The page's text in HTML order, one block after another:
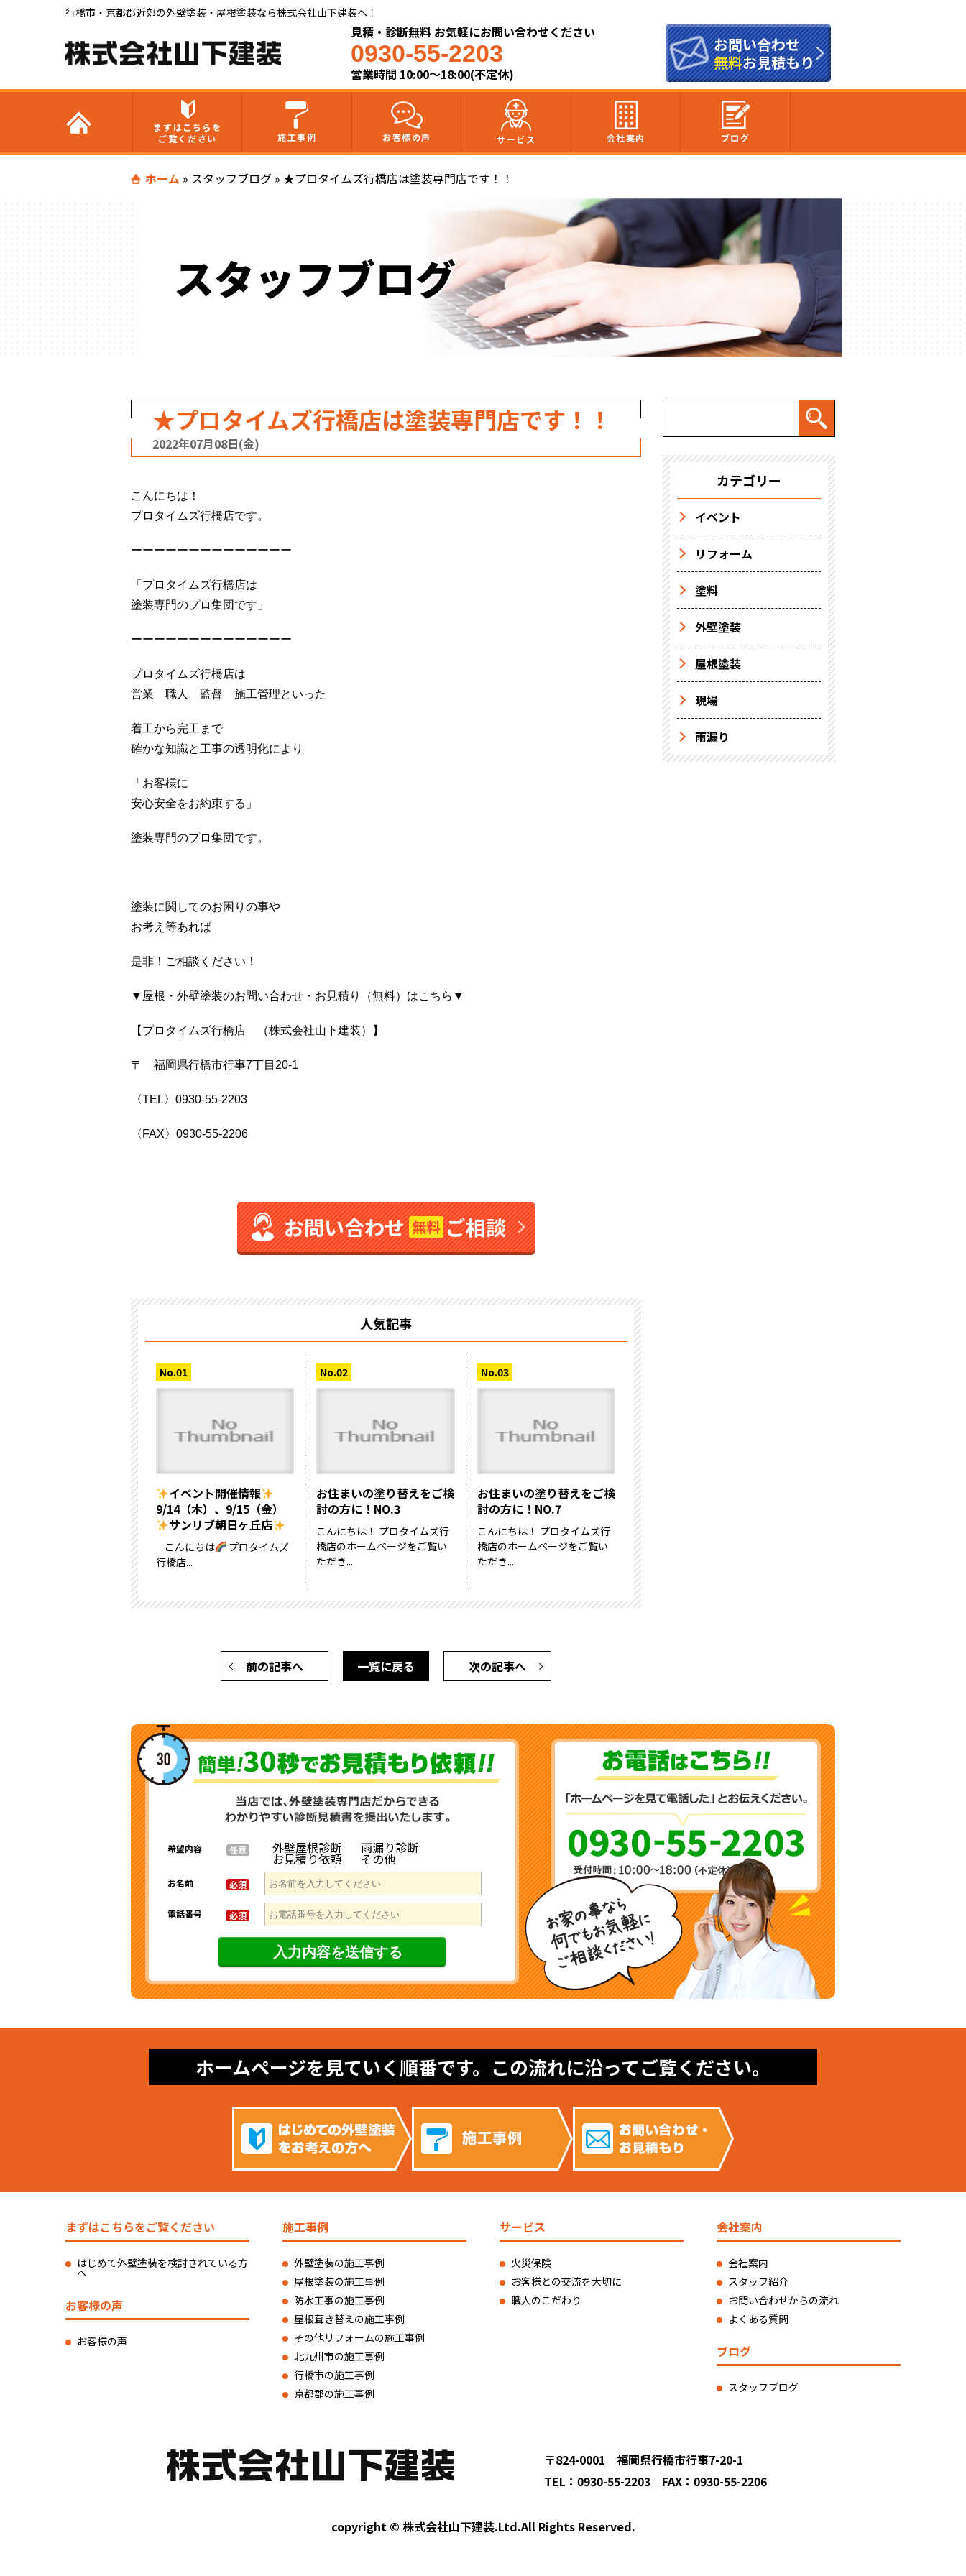
行橋市・京都郡近郊の外壁塗装・屋根塗装なら株式会社山下建装へ！
見積・診断無料 お気軽にお問い合わせください
0930-55-2203
営業時間 10:00～18:00(不定休)
お問い合わせ
無料お見積もり
まずはこちらを
ご覧ください
施工事例 お客様の声 サービス 会社案内 ブログ
ホーム » スタッフブログ » ★プロタイムズ行橋店は塗装専門店です！！
スタッフブログ
★プロタイムズ行橋店は塗装専門店です！！
2022年07月08日(金)
こんにちは！
プロタイムズ行橋店です。
ーーーーーーーーーーーーーー
「プロタイムズ行橋店は
塗装専門のプロ集団です」
ーーーーーーーーーーーーーー
プロタイムズ行橋店は
営業 職人 監督 施工管理といった
着工から完工まで
確かな知識と工事の透明化により
「お客様に
安心安全をお約束する」
塗装専門のプロ集団です。
塗装に関してのお困りの事や
お考え等あれば
是非！ご相談ください！
▼屋根・外壁塗装のお問い合わせ・お見積り（無料）はこちら▼
【プロタイムズ行橋店 （株式会社山下建装）】
〒 福岡県行橋市行事7丁目20-1
〈TEL〉0930-55-2203
〈FAX〉0930-55-2206
お問い合わせ無料 ご相談
人気記事
イベント開催情報
9/14（木）、9/15（金）
サンリブ朝日ヶ丘店
こんにちは
プロタイムズ
行橋店...
お住まいの塗り替えをご検
討の方に！NO.3
こんにちは！ プロタイムズ行
橋店のホームページをご覧い
ただき...
お住まいの塗り替えをご検
討の方に！NO.7
こんにちは！ プロタイムズ行
橋店のホームページをご覧い
ただき...
前の記事へ 次の記事へ
一覧に戻る
カテゴリー
イベント
リフォーム
塗料
外壁塗装
屋根塗装
現場
雨漏り
希望内容 任意 外壁屋根診断 雨漏り診断
お見積り依頼 その他
お名前 必須
電話番号 必須
ホームページを見ていく順番です。この流れに沿ってご覧ください。
まずはこちらをご覧ください
はじめて外壁塗装を検討されている方
へ
お客様の声
お客様の声
施工事例
外壁塗装の施工事例
屋根塗装の施工事例
防水工事の施工事例
屋根葺き替えの施工事例
その他リフォームの施工事例
北九州市の施工事例
行橋市の施工事例
京都郡の施工事例
サービス
火災保険
お客様との交流を大切に
職人のこだわり
会社案内
会社案内
スタッフ紹介
お問い合わせからの流れ
よくある質問
ブログ
スタッフブログ
〒824-0001 福岡県行橋市行事7-20-1
TEL：0930-55-2203 FAX：0930-55-2206
copyright © 株式会社山下建装.Ltd.All Rights Reserved.